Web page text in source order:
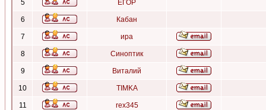
5 ЕГОР
6 Кабан
7 ира
8 Синоптик
9 Виталий
10 TIMKA
11 rex345